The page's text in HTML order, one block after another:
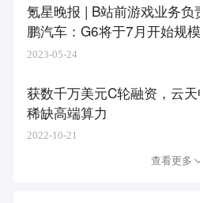
氪星晚报 | B站前游戏业务
鹏汽车：G6将于7月开始规
卢伟冰：芯片自研投入决心不
2023-05-24
获数千万美元C轮融资，云
稀缺高端算力
2022-10-21
查看更多